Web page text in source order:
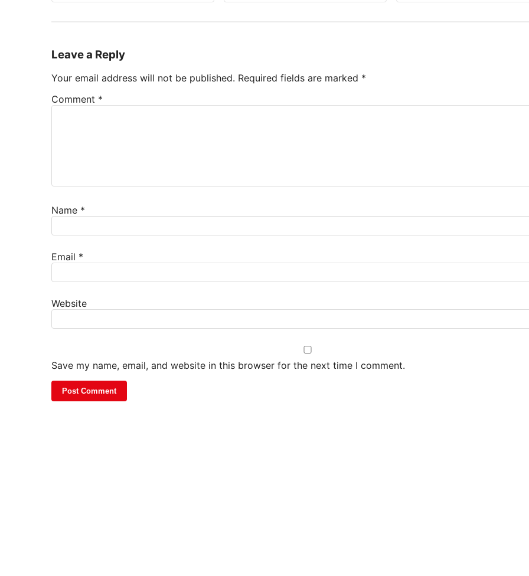
Leave a Reply
Your email address will not be published. Required fields are marked *
Comment *
Name *
Email *
Website
Save my name, email, and website in this browser for the next time I comment.